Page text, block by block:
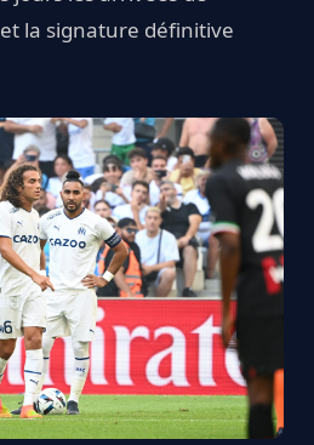
et la signature définitive